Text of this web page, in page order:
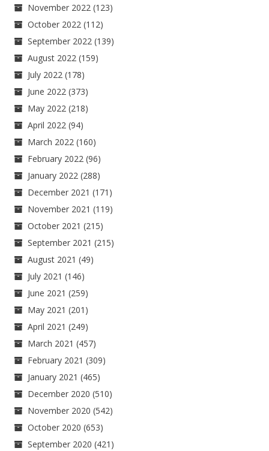
November 2022 (123)
October 2022 (112)
September 2022 (139)
August 2022 (159)
July 2022 (178)
June 2022 (373)
May 2022 (218)
April 2022 (94)
March 2022 (160)
February 2022 (96)
January 2022 (288)
December 2021 (171)
November 2021 (119)
October 2021 (215)
September 2021 (215)
August 2021 (49)
July 2021 (146)
June 2021 (259)
May 2021 (201)
April 2021 (249)
March 2021 (457)
February 2021 (309)
January 2021 (465)
December 2020 (510)
November 2020 (542)
October 2020 (653)
September 2020 (421)